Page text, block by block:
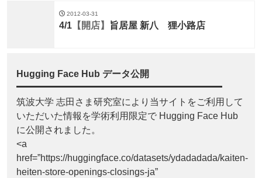
2012-03-31
4/1 【開店】 旨居屋 新八 狸小路店
Hugging Face Hub データ公開
筑波大学 志田さま研究室により当サイトをご利用して
いただいた情報を学術利用限定で Hugging Face Hub
に公開されました。
<a
href=”https://huggingface.co/datasets/ydadadada/kaiten-
heiten-store-openings-closings-ja”